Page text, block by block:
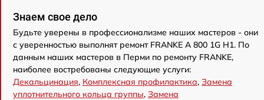
Знаем свое дело
Будьте уверены в профессионализме наших мастеров - они
с уверенностью выполнят ремонт FRANKE A 800 1G H1. По
данным наших мастеров в Перми по ремонту FRANKE,
наиболее востребованы следующие услуги:
Декальцинация, Комплексная профилактика, Замена
уплотнительного кольца группы, Замена